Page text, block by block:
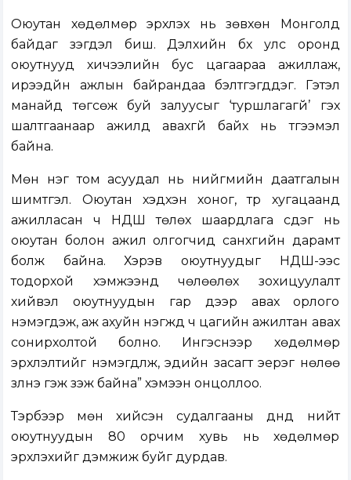
Оюутан хөдөлмөр эрхлэх нь зөвхөн Монголд
байдаг үзэгдэл биш. Дэлхийн бүх улс оронд
оюутнууд хичээлийн бус цагаараа ажиллаж,
ирээдүйн ажлын байрандаа бэлтгэгддэг. Гэтэл
манайд төгсөж буй залуусыг ‘туршлагагүй’ гэх
шалтгаанаар ажилд авахгүй байх нь түгээмэл
байна.
Мөн нэг том асуудал нь нийгмийн даатгалын
шимтгэл. Оюутан хэдхэн хоног, түр хугацаанд
ажилласан ч НДШ төлөх шаардлага үүсдэг нь
оюутан болон ажил олгогчид санхүүгийн дарамт
болж байна. Хэрэв оюутнуудыг НДШ-ээс
тодорхой хэмжээнд чөлөөлөх зохицуулалт
хийвэл оюутнуудын гар дээр авах орлого
нэмэгдэж, аж ахуйн нэгжүүд ч цагийн ажилтан авах
сонирхолтой болно. Ингэснээр хөдөлмөр
эрхлэлтийг нэмэгдүүлж, эдийн засагт эерэг нөлөө
үзүүлнэ гэж үзэж байна” хэмээн онцоллоо.
Тэрбээр мөн хийсэн судалгааны дүнд нийт
оюутнуудын 80 орчим хувь нь хөдөлмөр
эрхлэхийг дэмжиж буйг дурдав.